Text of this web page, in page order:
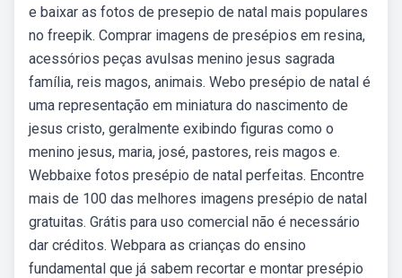
e baixar as fotos de presepio de natal mais populares
no freepik. Comprar imagens de presépios em resina,
acessórios peças avulsas menino jesus sagrada
família, reis magos, animais. Webo presépio de natal é
uma representação em miniatura do nascimento de
jesus cristo, geralmente exibindo figuras como o
menino jesus, maria, josé, pastores, reis magos e.
Webbaixe fotos presépio de natal perfeitas. Encontre
mais de 100 das melhores imagens presépio de natal
gratuitas. Grátis para uso comercial não é necessário
dar créditos. Webpara as crianças do ensino
fundamental que já sabem recortar e montar presépio